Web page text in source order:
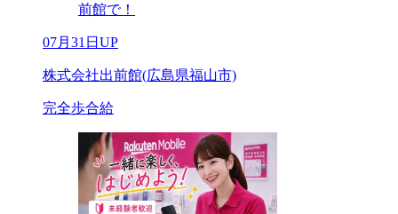
前館で！
07月31日UP
株式会社出前館(広島県福山市)
完全歩合給